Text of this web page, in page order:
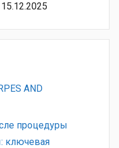
15.12.2025
AND
процедуры
ключевая